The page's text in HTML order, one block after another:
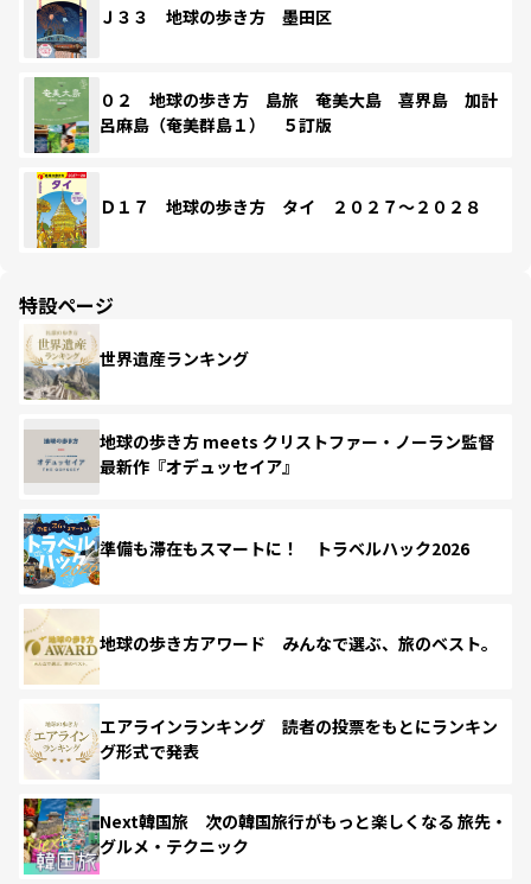
Ｊ３３ 地球の歩き方 墨田区
０２ 地球の歩き方 島旅 奄美大島 喜界島 加計
呂麻島（奄美群島１） ５訂版
Ｄ１７ 地球の歩き方 タイ ２０２７～２０２８
特設ページ
世界遺産ランキング
地球の歩き方 meets クリストファー・ノーラン監督
最新作『オデュッセイア』
準備も滞在もスマートに！ トラベルハック2026
地球の歩き方アワード みんなで選ぶ、旅のベスト。
エアラインランキング 読者の投票をもとにランキン
グ形式で発表
Next韓国旅 次の韓国旅行がもっと楽しくなる 旅先・
グルメ・テクニック